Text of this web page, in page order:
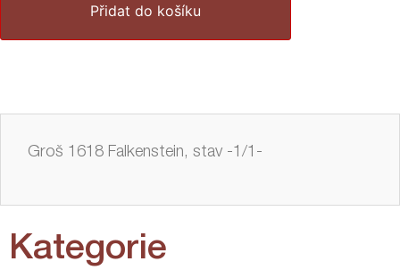
Kategorie
Přidat do košíku
Groš 1618 Falkenstein, stav -1/1-